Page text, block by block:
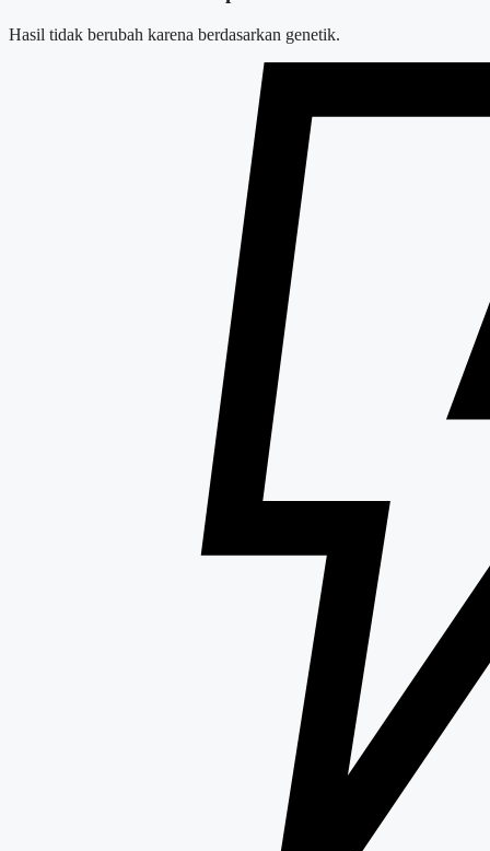
Hasil tidak berubah karena berdasarkan genetik.